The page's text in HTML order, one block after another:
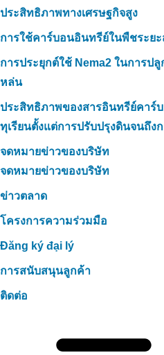
ประสิทธิภาพทางเศรษฐกิจสูง
การใช้คาร์บอนอินทรีย์ในพืชระยะ
การประยุกต์ใช้ Nema2 ในการป
หล่น
ประสิทธิภาพของสารอินทรีย์คาร์
ทุเรียนตั้งแต่การปรับปรุงดินจนถึง
จดหมายข่าวของบริษัท
จดหมายข่าวของบริษัท
ข่าวตลาด
โครงการความร่วมมือ
Đăng ký đại lý
การสนับสนุนลูกค้า
ติดต่อ